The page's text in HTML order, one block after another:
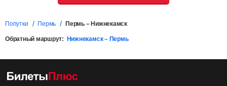
Попутки Пермь Пермь – Нижнекамск
Обратный маршрут: Нижнекамск – Пермь